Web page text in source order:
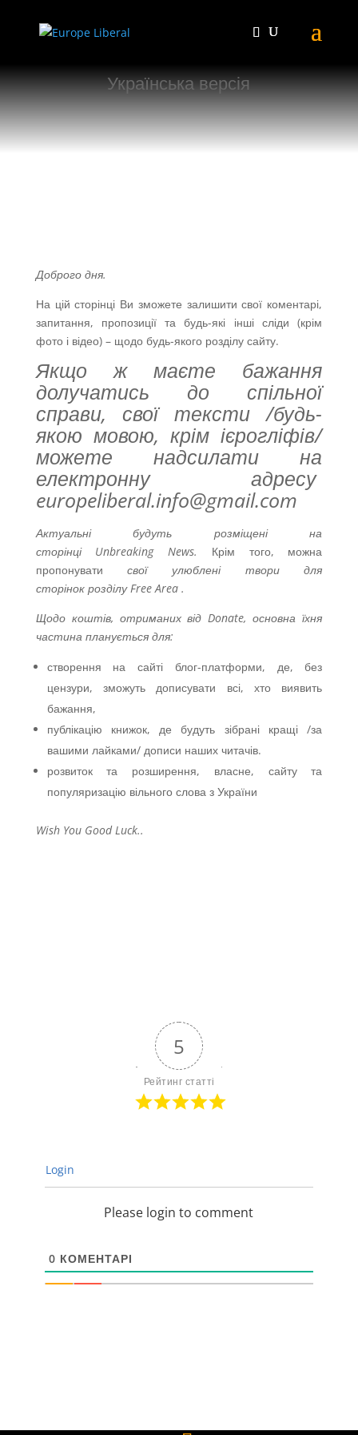
Українська версія
Доброго дня.
На цій сторінці Ви зможете залишити свої коментарі,
запитання, пропозиції та будь-які інші сліди (крім
фото і відео) – щодо будь-якого розділу сайту.
Якщо ж маєте бажання
долучатись до спільної
справи, свої тексти/будь-
якою мовою, крім ієрогліфів/
можете надсилати на
електронну адресу
europeliberal.info@gmail.com
Актуальні будуть розміщені на
сторінці UnbreakingNews. Крім того, можна
пропонуватисвої улюблені твори для
сторінок розділу Free Area .
Щодо коштів, отриманих відDonate, основна їхня
частина планується для:
створення на сайті блог-платформи, де, без
цензури, зможуть дописувати всі, хто виявить
бажання,
публікацію книжок, де будуть зібрані кращі /за
вашими лайками/ дописи наших читачів.
розвиток та розширення, власне, сайту та
популяризацію вільного слова з України
Wish You Good Luck..
5
Рейтинг статті
Login
Please login to comment
0 КОМЕНТАРІ